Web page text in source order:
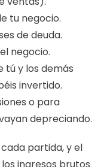
tu negocio.
de deuda.
negocio.
tú y los demás
invertido.
o para
depreciando.
partida, y el